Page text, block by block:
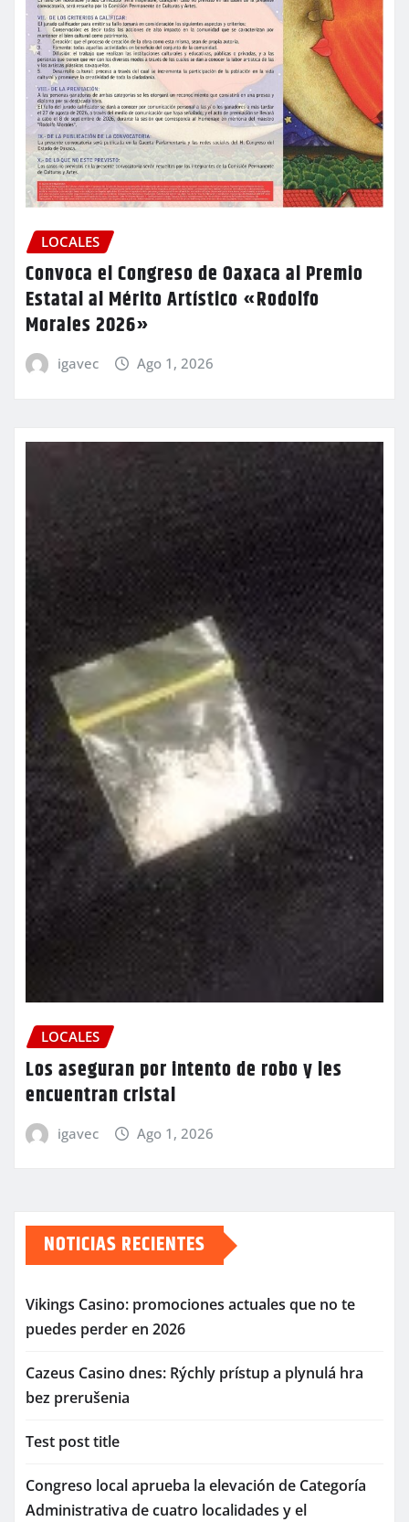
LOCALES
Convoca el Congreso de Oaxaca al Premio
Estatal al Mérito Artístico «Rodolfo
Morales 2026»
igavec Ago 1, 2026
LOCALES
Los aseguran por intento de robo y les
encuentran cristal
igavec Ago 1, 2026
NOTICIAS RECIENTES
Vikings Casino: promociones actuales que no te
puedes perder en 2026
Cazeus Casino dnes: Rýchly prístup a plynulá hra
bez prerušenia
Test post title
Congreso local aprueba la elevación de Categoría
Administrativa de cuatro localidades y el